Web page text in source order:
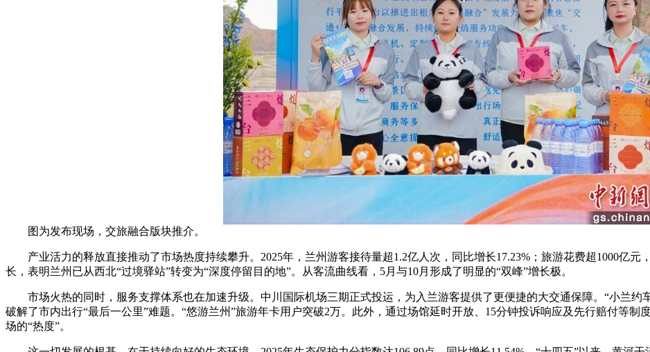
图为发布现场，交旅融合版块推介。
产业活力的释放直接推动了市场热度持续攀升。2025年，兰州游客接待量超1.2亿人次，同比增长17.23%；旅游花费超1000亿元
长，表明兰州已从西北“过境驿站”转变为“深度停留目的地”。从客流曲线看，5月与10月形成了明显的“双峰”增长极。
市场火热的同时，服务支撑体系也在加速升级。中川国际机场三期正式投运，为入兰游客提供了更便捷的大交通保障。“小兰约
破解了市内出行“最后一公里”难题。“悠游兰州”旅游年卡用户突破2万。此外，通过场馆延时开放、15分钟投诉响应及先行赔付等制
场的“热度”。